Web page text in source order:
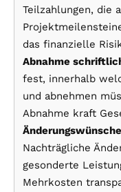
Teilzahlungen, die
das finanzielle
Abnahme
fest, innerhalb
und abnehmen
Abnahme kraft
Nachträgliche
gesonderte
Mehrkosten